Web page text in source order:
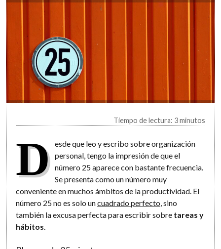
Tiempo de lectura: 3 minutos
D esde que leo y escribo sobre organización
personal, tengo la impresión de que el
número 25 aparece con bastante frecuencia.
Se presenta como un número muy
conveniente en muchos ámbitos de la productividad. El
número 25 no es solo uncuadrado perfecto, sino
también la excusa perfecta para escribir sobre tareas y
hábitos.